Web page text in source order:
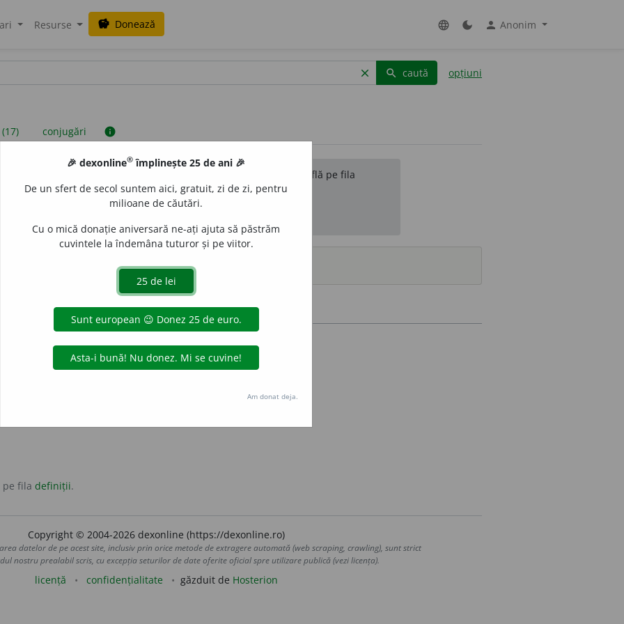
Resurse savings Donează language dark_mode person Anonim
clear search caută opțiuni
conjugări info
sunt compilate de echipa dexonline. Definițiile originale se află pe fila
reordona filele pe pagina depreferințe.
surse
un tot); a se alipi.
antonime: dezagrega
pe fila definiții.
Copyright © 2004-2026 dexonline (https://dexonline.ro)
datelor de pe acest site, inclusiv prin orice metode de extragere automată (web scraping, crawling), sunt strict
nostru prealabil scris, cu excepția seturilor de date oferite oficial spre utilizare publică (vezi licența).
licență confidențialitate găzduit de Hosterion
🎉 dexonline® împlinește 25 de ani 🎉
De un sfert de secol suntem aici, gratuit, zi de zi, pentru
milioane de căutări.
Cu o mică donație aniversară ne-ați ajuta să păstrăm
cuvintele la îndemâna tuturor și pe viitor.
Am donat deja.